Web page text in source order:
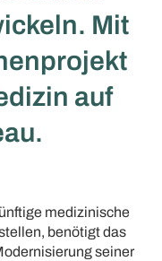
Mit
auf
medizinische
benötigt das
seiner